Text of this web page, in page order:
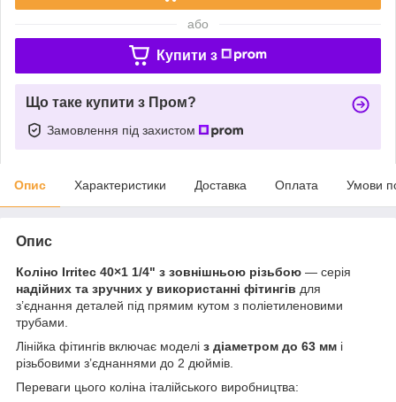
або
Купити з
Що таке купити з Пром?
Замовлення під захистом
Опис Характеристики Доставка Оплата Умови
Опис
Коліно Irritec 40×1 1/4" з зовнішньою різьбою — серія
надійних та зручних у використанні фітингів для
з’єднання деталей під прямим кутом з поліетиленовими
трубами.
Лінійка фітингів включає моделі з діаметром до 63 мм і
різьбовими з’єднаннями до 2 дюймів.
Переваги цього коліна італійського виробництва: